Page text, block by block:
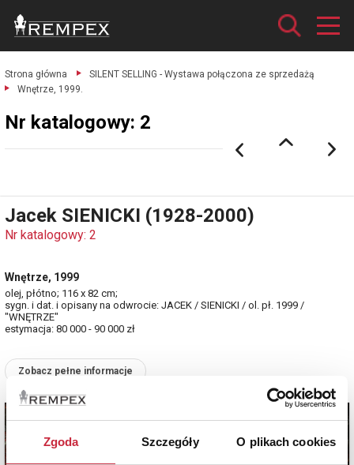
Zgoda Szczegóły O plikach cookies
Strona główna
SILENT SELLING - Wystawa połączona ze sprzedażą
Wnętrze, 1999.
Nr katalogowy: 2
Jacek SIENICKI (1928-2000)
Nr katalogowy: 2
Wnętrze, 1999
olej, płótno; 116 x 82 cm;
sygn. i dat. i opisany na odwrocie: JACEK / SIENICKI / ol. pł. 1999 /
"WNĘTRZE"
estymacja: 80 000 - 90 000 zł
Zobacz pełne informacje